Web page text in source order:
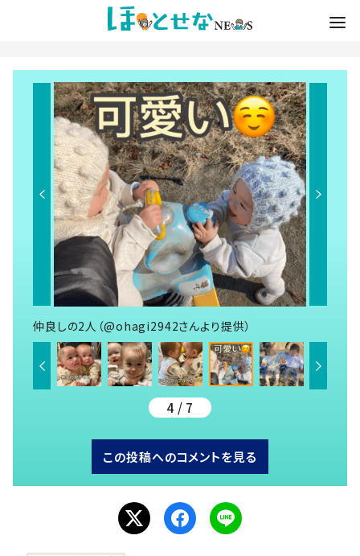
仲良しの2人（@ohagi2942さんより提供）
4 / 7
この投稿へのコメントを見る